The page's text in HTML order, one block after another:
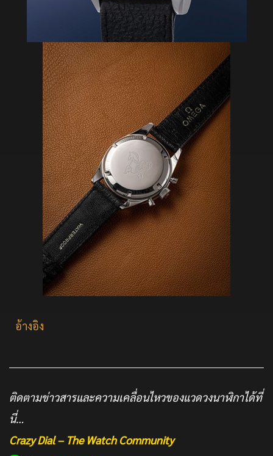
อ้างอิง
ติดตามข่าวสารและความเคลื่อนไหวของแวดวงนาฬิกาได้ที่
นี่…
Crazy Dial – The Watch Community